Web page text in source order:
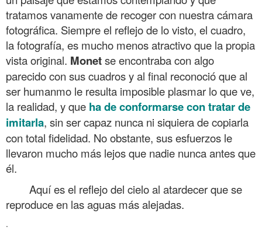
tratamos vanamente de recoger con nuestra cámara
fotográfica. Siempre el reflejo de lo visto, el cuadro,
la fotografía, es mucho menos atractivo que la propia
vista original. Monetse encontraba con algo
parecido con sus cuadros y al final reconoció que al
ser humanmo le resulta imposible plasmar lo que ve,
la realidad, y que ha de conformarse con tratar de
imitarla, sin ser capaz nunca ni siquiera de copiarla
con total fidelidad. No obstante, sus esfuerzos le
llevaron mucho más lejos que nadie nunca antes que
él.
Aquí es el reflejo del cielo al atardecer que se
reproduce en las aguas más alejadas.
.